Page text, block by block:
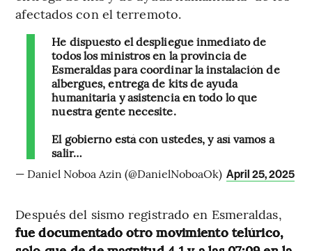
afectados con el terremoto.
He dispuesto el despliegue inmediato de
todos los ministros en la provincia de
Esmeraldas para coordinar la instalación de
albergues, entrega de kits de ayuda
humanitaria y asistencia en todo lo que
nuestra gente necesite.
El gobierno está con ustedes, y así vamos a
salir…
— Daniel Noboa Azin (@DanielNoboaOk) April 25, 2025
Después del sismo registrado en Esmeraldas,
fue documentado otro movimiento telúrico,